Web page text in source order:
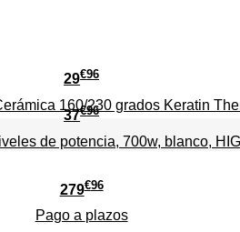
37€96
de potencia, 700w, blanco,
29€96
160/230 grados Keratin
279€96
Pago a plazos